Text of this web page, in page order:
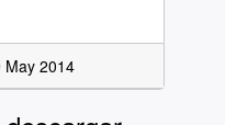
May 2014